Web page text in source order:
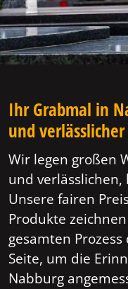
Ihr Grabmal in
und verlässlicher
Wir legen großen
und
Unsere fairen
Produkte
gesamten
Seite, um die
Nabburg